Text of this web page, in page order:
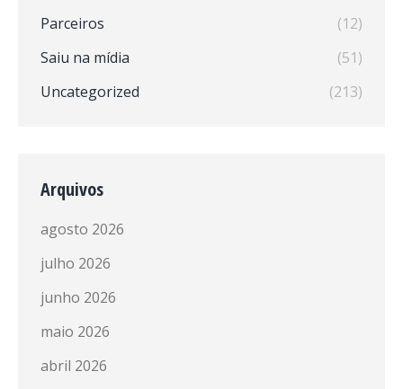
Parceiros
(12)
Saiu na mídia
(51)
Uncategorized
(213)
Arquivos
agosto 2026
julho 2026
junho 2026
maio 2026
abril 2026